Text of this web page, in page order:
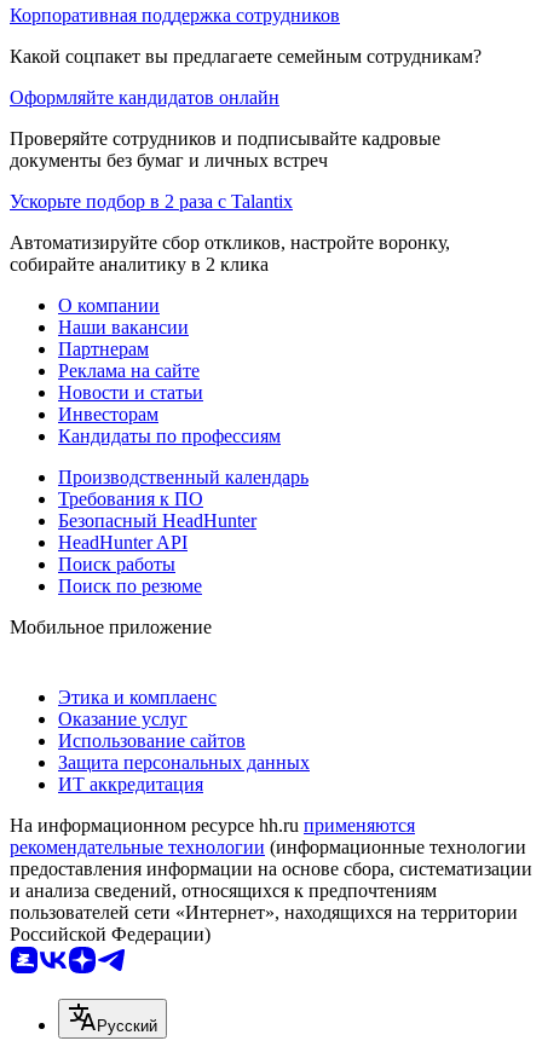
Корпоративная поддержка сотрудников
Какой соцпакет вы предлагаете семейным сотрудникам?
Оформляйте кандидатов онлайн
Проверяйте сотрудников и подписывайте кадровые
документы без бумаг и личных встреч
Ускорьте подбор в 2 раза с Talantix
Автоматизируйте сбор откликов, настройте воронку,
собирайте аналитику в 2 клика
О компании
Наши вакансии
Партнерам
Реклама на сайте
Новости и статьи
Инвесторам
Кандидаты по профессиям
Производственный календарь
Требования к ПО
Безопасный HeadHunter
HeadHunter API
Поиск работы
Поиск по резюме
Мобильное приложение
Этика и комплаенс
Оказание услуг
Использование сайтов
Защита персональных данных
ИТ аккредитация
На информационном ресурсе hh.ru применяются
рекомендательные технологии (информационные технологии
предоставления информации на основе сбора, систематизации
и анализа сведений, относящихся к предпочтениям
пользователей сети «Интернет», находящихся на территории
Российской Федерации)
Русский